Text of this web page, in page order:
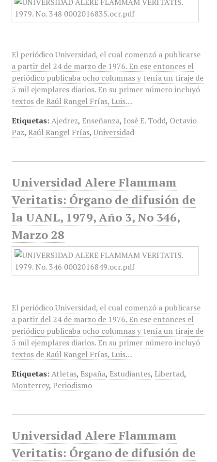
El periódico Universidad, el cual comenzó a publicarse
a partir del 24 de marzo de 1976. En ese entonces el
periódico publicaba ocho columnas y tenía un tiraje de
5 mil ejemplares diarios. En su primer número incluyó
textos de Raúl Rangel Frías, Luis…
Etiquetas: Ajedrez, Enseñanza, José E. Todd, Octavio
Paz, Raúl Rangel Frías, Universidad
Universidad Alere Flammam
Veritatis: Órgano de difusión de
la UANL, 1979, Año 3, No 346,
Marzo 28
El periódico Universidad, el cual comenzó a publicarse
a partir del 24 de marzo de 1976. En ese entonces el
periódico publicaba ocho columnas y tenía un tiraje de
5 mil ejemplares diarios. En su primer número incluyó
textos de Raúl Rangel Frías, Luis…
Etiquetas: Atletas, España, Estudiantes, Libertad,
Monterrey, Periodismo
Universidad Alere Flammam
Veritatis: Órgano de difusión de